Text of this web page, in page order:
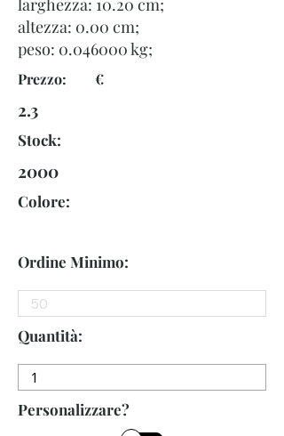
larghezza: 10.20 cm;
altezza: 0.00 cm;
peso: 0.046000kg;
Prezzo: €
2.3
Stock:
2000
Colore:
Ordine Minimo:
Quantità:
Personalizzare?